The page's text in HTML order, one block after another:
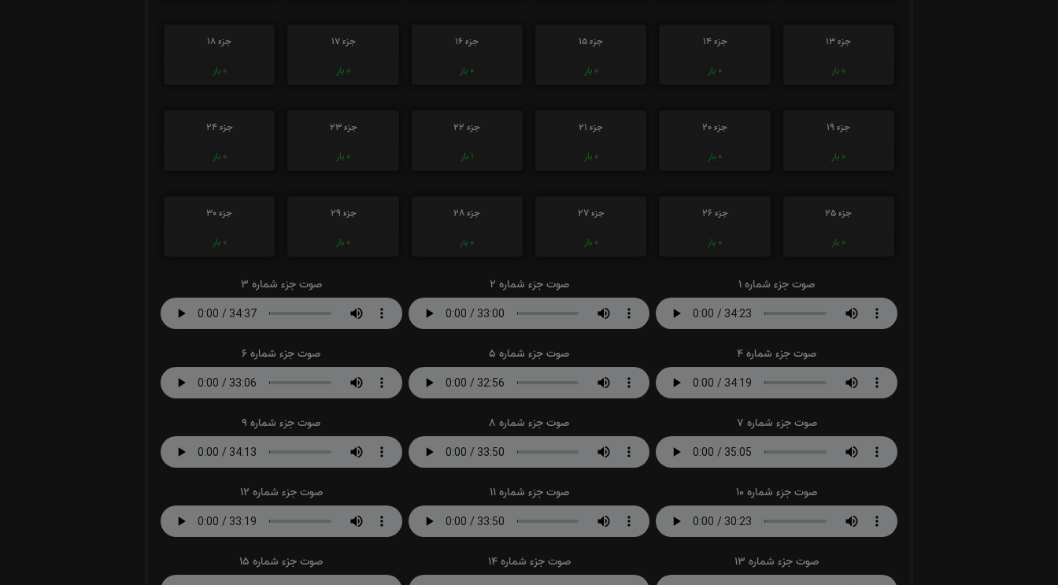
جزء 13
0 بار
جزء 14
0 بار
جزء 15
0 بار
جزء 16
0 بار
جزء 17
0 بار
جزء 18
0 بار
جزء 19
0 بار
جزء 20
0 بار
جزء 21
0 بار
جزء 22
1 بار
جزء 23
0 بار
جزء 24
0 بار
جزء 25
0 بار
جزء 26
0 بار
جزء 27
0 بار
جزء 28
0 بار
جزء 29
0 بار
جزء 30
0 بار
صوت جزء شماره 1 صوت جزء شماره 2 صوت جزء شماره 3
صوت جزء شماره 4 صوت جزء شماره 5 صوت جزء شماره 6
صوت جزء شماره 7 صوت جزء شماره 8 صوت جزء شماره 9
صوت جزء شماره 10 صوت جزء شماره 11 صوت جزء شماره 12
صوت جزء شماره 13 صوت جزء شماره 14 صوت جزء شماره 15